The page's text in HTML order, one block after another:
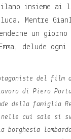
insieme
Mentre
un
delude
del film
di Piero
della famiglia
cui sale si
borghesia